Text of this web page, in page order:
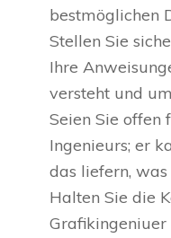
bestmöglichen
Stellen Sie
Ihre
versteht und
Seien Sie offen
Ingenieurs; er
das liefern,
Halten Sie die
Grafikingeniuer